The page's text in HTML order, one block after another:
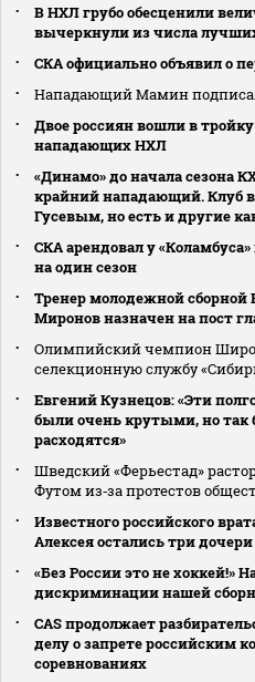
В НХЛ грубо обесценили
вычеркнули из числа
СКА официально объявил о
Нападающий Мамин
Двое россиян вошли в
нападающих НХЛ
«Динамо» до начала сезона
крайний нападающий. Клуб
Гусевым, но есть и другие
СКА арендовал у
на один сезон
Тренер молодежной сборной
Миронов назначен на пост
Олимпийский чемпион
селекционную службу
Евгений Кузнецов: «Эти
были очень крутыми, но так
расходятся»
Шведский «Ферьестад»
Футом из‑за протестов
Известного российского
Алексея остались три дочери
«Без России это не хоккей!»
дискриминации нашей
CAS продолжает
делу о запрете российским
соревнованиях